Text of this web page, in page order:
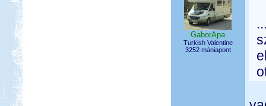
GaborApa
Turkish Valentine
3252 mániapont